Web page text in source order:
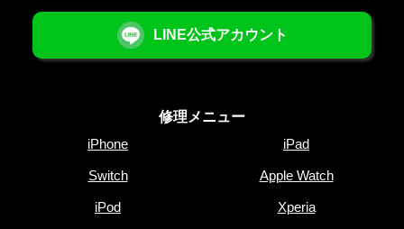
LINE公式アカウント
修理メニュー
iPhone
iPad
Switch Apple Watch
iPod Xperia